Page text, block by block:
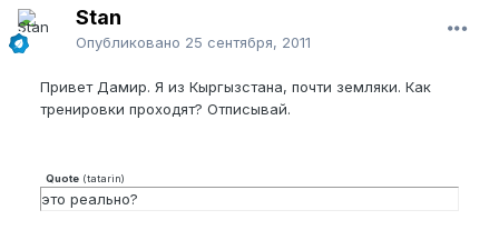
Stan
Опубликовано 25 сентября, 2011
Привет Дамир. Я из Кыргызстана, почти земляки. Как
тренировки проходят? Отписывай.
Quote (tatarin)
это реально?